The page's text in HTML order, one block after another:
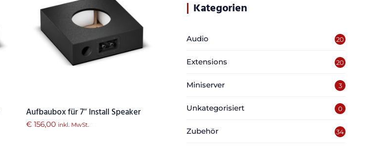
Aufbaubox für 7″ Install Speaker
€156,00 inkl. MwSt.
Kategorien
Audio 20
Extensions 20
Miniserver 3
Unkategorisiert 0
Zubehör 34